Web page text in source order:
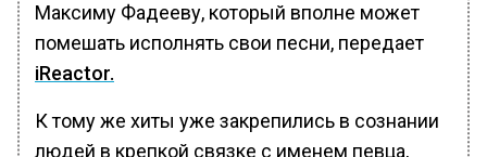
Максиму Фадееву, который вполне может
помешать исполнять свои песни, передает
iReactor.
К тому же хиты уже закрепились в сознании
людей в крепкой связке с именем певца,